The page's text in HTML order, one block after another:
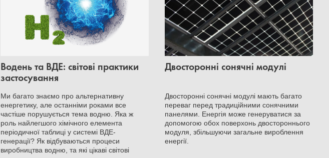
Водень та ВДЕ: світові практики
застосування
Ми багато знаємо про альтернативну
енергетику, але останніми роками все
частіше порушується тема водню. Яка ж
роль найлегшого хімічного елемента
періодичної таблиці у системі ВДЕ-
генерації? Як відбуваються процеси
виробництва водню, та які цікаві світові
Двосторонні сонячні модулі
Двосторонні сонячні модулі мають багато
переваг перед традиційними сонячними
панелями. Енергія може генеруватися за
допомогою обох поверхонь двостороннього
модуля, збільшуючи загальне вироблення
енергії.